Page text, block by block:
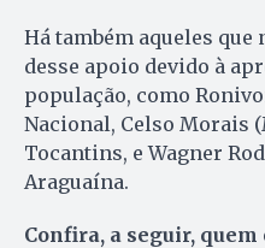
Há também aqueles que
desse apoio devido à
população, como
Nacional, Celso Morais
Tocantins, e Wagner
Araguaína.
Confira, a seguir,